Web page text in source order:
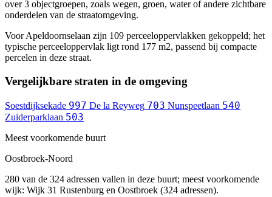
over 3 objectgroepen, zoals wegen, groen, water of andere zichtbare
onderdelen van de straatomgeving.
Voor Apeldoornselaan zijn 109 perceeloppervlakken gekoppeld; het
typische perceeloppervlak ligt rond 177 m2, passend bij compacte
percelen in deze straat.
Vergelijkbare straten in de omgeving
Soestdijksekade 997 De la Reyweg 703 Nunspeetlaan 540
Zuiderparklaan 503
Meest voorkomende buurt
Oostbroek-Noord
280 van de 324 adressen vallen in deze buurt; meest voorkomende
wijk: Wijk 31 Rustenburg en Oostbroek (324 adressen).